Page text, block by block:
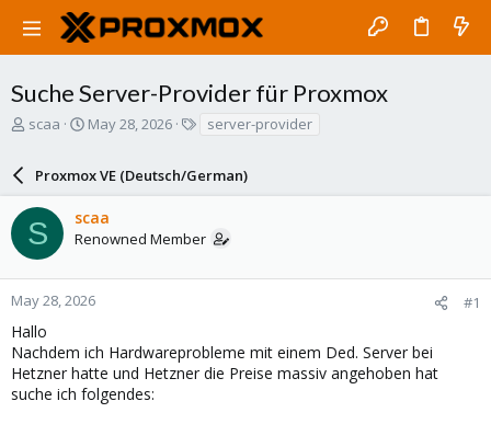
Suche Server-Provider für Proxmox
T
a
d
s
t
a
r
e
r
scaa
S
r
t
d
a
e
May 28, 2026
s
server-provider
Proxmox VE (Deutsch/German)
S scaa
Renowned Member
May 28, 2026 #1
Hallo
Nachdem ich Hardwareprobleme mit einem Ded. Server bei
Hetzner hatte und Hetzner die Preise massiv angehoben hat
suche ich folgendes: